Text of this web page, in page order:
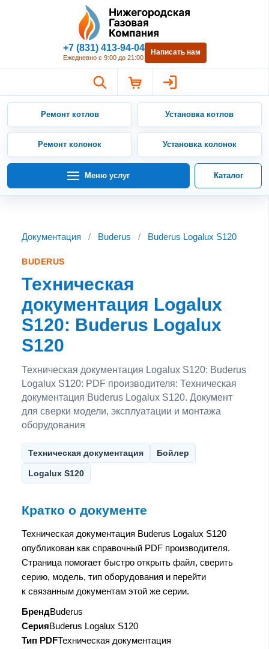
Нижегородская Газовая
+7 (831) 413-94-04
Ежедневно с 9:00 до 21:00
Написать нам
Ремонт котлов Установка котлов
Ремонт колонок Установка колонок
Меню услуг Каталог
Документация / Buderus / Buderus Logalux S120
BUDERUS
Техническая
документация Logalux
S120: Buderus Logalux
S120
Техническая документация Logalux S120: Buderus
Logalux S120: PDF производителя: Техническая
документация Buderus Logalux S120. Документ
для сверки модели, эксплуатации и монтажа
оборудования
Техническая документация Бойлер
Logalux S120
Кратко о документе
Техническая документация Buderus Logalux S120
опубликован как справочный PDF производителя.
Страница помогает быстро открыть файл, сверить
серию, модель, тип оборудования и перейти
к связанным документам этой же серии.
БрендBuderus
СерияBuderus Logalux S120
Тип PDFТехническая документация